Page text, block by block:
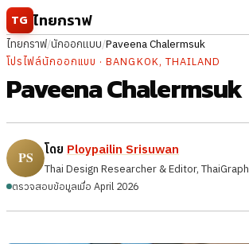
ข้ามไปยังเนื้อหา
TG ไทยกราฟ
ไทยกราฟ/นักออกแบบ/Paveena Chalermsuk
โปรไฟล์นักออกแบบ · BANGKOK, THAILAND
Paveena Chalermsuk
โดย Ploypailin Srisuwan
Thai Design Researcher & Editor, ThaiGraph
ตรวจสอบข้อมูลเมื่อ April 2026